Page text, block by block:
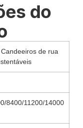
do
de rua
8400/11200/14000